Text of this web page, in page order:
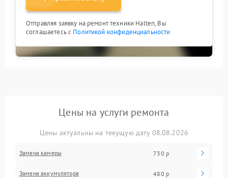
Отправляя заявку на ремонт техники Halten, Вы
соглашаетесь с Политикой конфиденциальности
Цены на услуги ремонта
Цены актуальны на текущую дату 08.08.2026
Замена камеры 730 р
Замена аккумулятора 480 р